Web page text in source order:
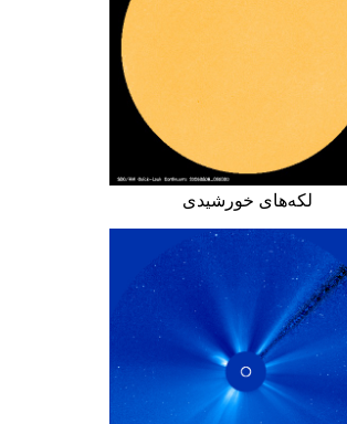
لکه‌های خورشیدی